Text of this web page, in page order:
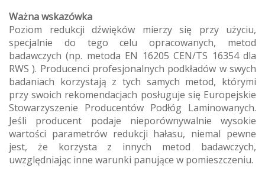
Ważna wskazówka
Poziom redukcji dźwięków mierzy się przy użyciu,
specjalnie do tego celu opracowanych, metod
badawczych (np. metoda EN 16205 CEN/TS 16354 dla
RWS ). Producenci profesjonalnych podkładów w swych
badaniach korzystają z tych samych metod, którymi
przy swoich rekomendacjach posługuje się Europejskie
Stowarzyszenie Producentów Podłóg Laminowanych.
Jeśli producent podaje nieporównywalnie wysokie
wartości parametrów redukcji hałasu, niemal pewne
jest, że korzysta z innych metod badawczych,
uwzględniając inne warunki panujące w pomieszczeniu.